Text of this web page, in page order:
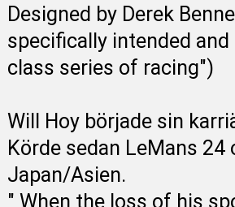
Designed by Derek
specifically intended
class series of racing")
Will Hoy började sin
Körde sedan LeMans
Japan/Asien.
" When the loss of his